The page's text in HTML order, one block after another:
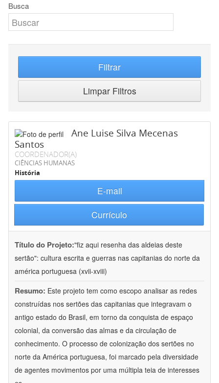
Busca
Filtrar
Limpar Filtros
Ane Luise Silva Mecenas
Santos
COORDENADOR(A)
CIÊNCIAS HUMANAS
História
E-mail
Currículo
Título do Projeto:"fiz aqui resenha das aldeias deste
sertão": cultura escrita e guerras nas capitanias do norte da
américa portuguesa (xvii-xviii)
Resumo: Este projeto tem como escopo analisar as redes
construídas nos sertões das capitanias que integravam o
antigo estado do Brasil, em torno da conquista de espaço
colonial, da conversão das almas e da circulação de
conhecimento. O processo de colonização dos sertões no
norte da América portuguesa, foi marcado pela diversidade
de agentes movimentos por uma múltipla teia de interesses